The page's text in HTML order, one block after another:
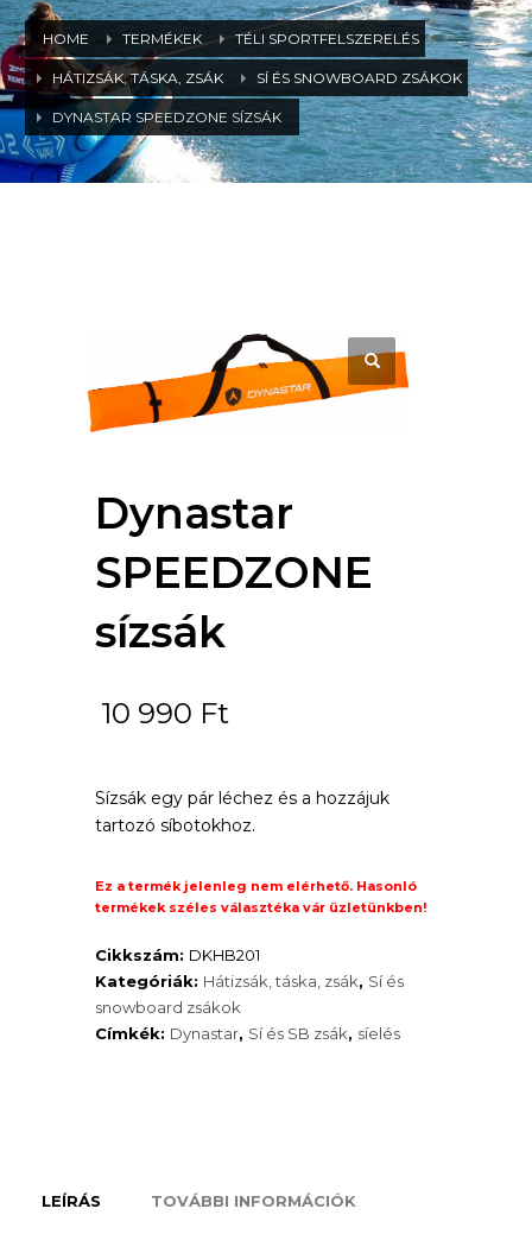
HOME TERMÉKEK TÉLI SPORTFELSZERELÉS
HÁTIZSÁK, TÁSKA, ZSÁK SÍ ÉS SNOWBOARD ZSÁKOK
DYNASTAR SPEEDZONE SÍZSÁK
Dynastar
SPEEDZONE
sízsák
10 990 Ft
Sízsák egy pár léchez és a hozzájuk
tartozó síbotokhoz.
Ez a termék jelenleg nem elérhető. Hasonló
termékek széles választéka vár üzletünkben!
Cikkszám: DKHB201
Kategóriák: Hátizsák, táska, zsák, Sí és
snowboard zsákok
Címkék: Dynastar, Sí és SB zsák, síelés
LEÍRÁS TOVÁBBI INFORMÁCIÓK